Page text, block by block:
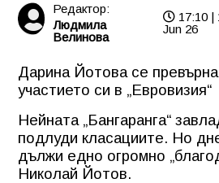
Редактор:
Людмила
Велинова
17:10 |
Jun 26
Дарина Йотова се
участието си в „Евровизия“
Нейната „Бангаранга“
подлуди класациите. Но
дължи едно огромно
Николай Йотов.